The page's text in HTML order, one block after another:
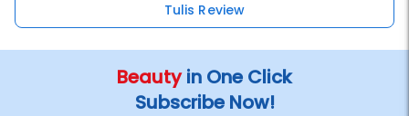
Tulis Review
Beautyin One Click
Subscribe Now!